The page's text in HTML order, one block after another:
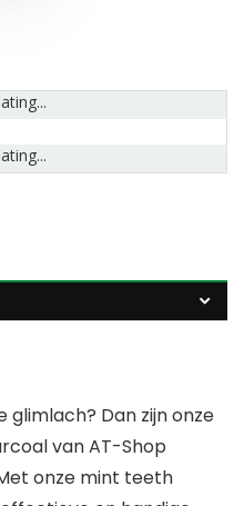
Dan zijn onze
van AT-Shop
onze mint teeth